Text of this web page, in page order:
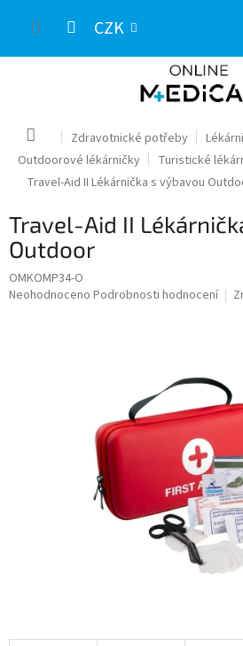
CZK
Domů Zdravotnické potřeby
Outdoorové lékárničky
Turistické
Travel-Aid II Lékárnička s výbavou
Travel-Aid II
Outdoor
OMKOMP34-O
Průměrné
Neohodnoceno Podrobnosti hodnocení